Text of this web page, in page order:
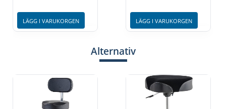
LÄGG I VARUKORGEN LÄGG I VARUKORGEN
Alternativ